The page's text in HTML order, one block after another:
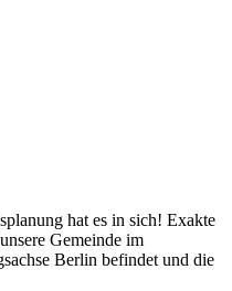
hat es in sich! Exakte
Gemeinde im
Berlin befindet und die